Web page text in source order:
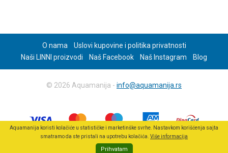
O nama
Uslovi kupovine i politika privatnosti
Naši LINNI proizvodi
Naš Facebook Naš Instagram Blog
© 2026 Aquamanija - info@aquamanija.rs
Aquamanija koristi kolačiće u statističke i marketinške svrhe. Nastavkom korišćenja sajta
smatramo da ste pristali na upotrebu kolačića. Više informacija
Prihvatam